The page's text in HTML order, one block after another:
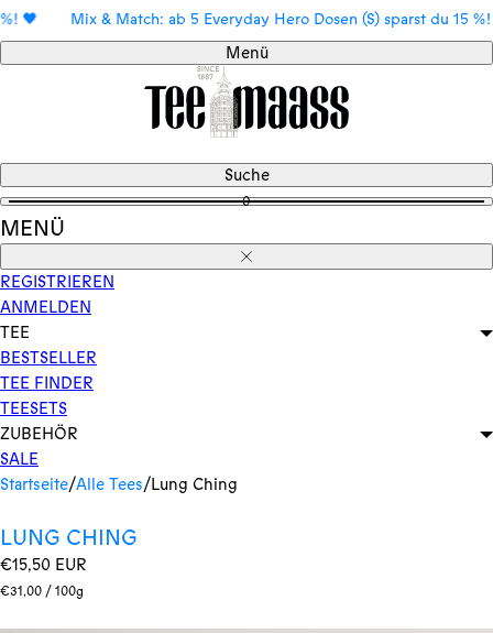
Direkt
zum
Inhalt
Mix & Match: ab 5 Everyday Hero Dosen (S) sparst du 15 %! 🖤
Menü
Suche
0
MENÜ
Schließen
REGISTRIEREN
ANMELDEN
TEE
BESTSELLER
TEE FINDER
TEESETS
ZUBEHÖR
SALE
Startseite/Alle Tees/Lung Ching
LUNG CHING
Regulärer
Preis
€15,50 EUR
Stückpreis
€31,00/pro
100g